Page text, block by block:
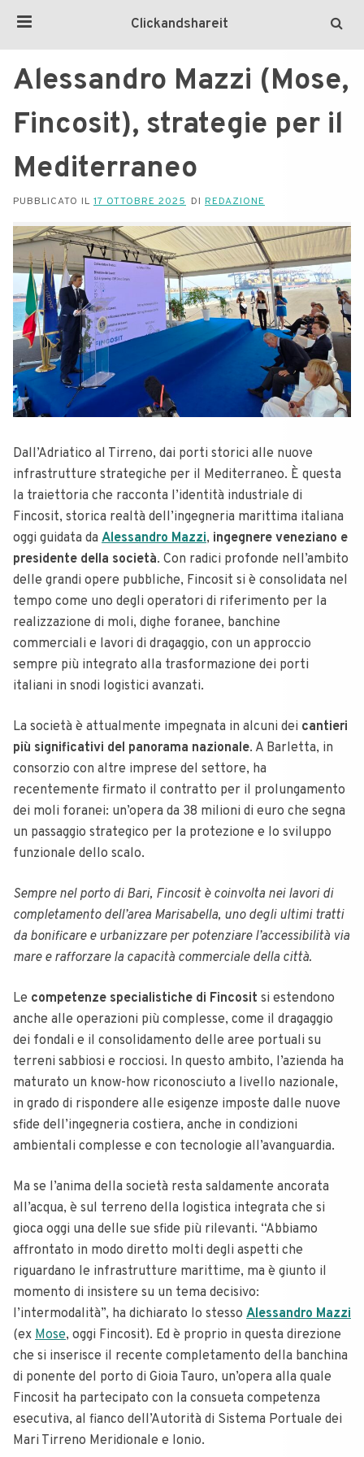
Clickandshareit
Alessandro Mazzi (Mose,
Fincosit), strategie per il
Mediterraneo
PUBBLICATO IL 17 OTTOBRE 2025 DI REDAZIONE
Dall’Adriatico al Tirreno, dai porti storici alle nuove
infrastrutture strategiche per il Mediterraneo. È questa
la traiettoria che racconta l’identità industriale di
Fincosit, storica realtà dell’ingegneria marittima italiana
oggi guidata da Alessandro Mazzi, ingegnere veneziano e
presidente della società. Con radici profonde nell’ambito
delle grandi opere pubbliche, Fincosit si è consolidata nel
tempo come uno degli operatori di riferimento per la
realizzazione di moli, dighe foranee, banchine
commerciali e lavori di dragaggio, con un approccio
sempre più integrato alla trasformazione dei porti
italiani in snodi logistici avanzati.
La società è attualmente impegnata in alcuni dei cantieri
più significativi del panorama nazionale. A Barletta, in
consorzio con altre imprese del settore, ha
recentemente firmato il contratto per il prolungamento
dei moli foranei: un’opera da 38 milioni di euro che segna
un passaggio strategico per la protezione e lo sviluppo
funzionale dello scalo.
Sempre nel porto di Bari, Fincosit è coinvolta nei lavori di
completamento dell’area Marisabella, uno degli ultimi tratti
da bonificare e urbanizzare per potenziare l’accessibilità via
mare e rafforzare la capacità commerciale della città.
Le competenze specialistiche di Fincosit si estendono
anche alle operazioni più complesse, come il dragaggio
dei fondali e il consolidamento delle aree portuali su
terreni sabbiosi e rocciosi. In questo ambito, l’azienda ha
maturato un know-how riconosciuto a livello nazionale,
in grado di rispondere alle esigenze imposte dalle nuove
sfide dell’ingegneria costiera, anche in condizioni
ambientali complesse e con tecnologie all’avanguardia.
Ma se l’anima della società resta saldamente ancorata
all’acqua, è sul terreno della logistica integrata che si
gioca oggi una delle sue sfide più rilevanti. “Abbiamo
affrontato in modo diretto molti degli aspetti che
riguardano le infrastrutture marittime, ma è giunto il
momento di insistere su un tema decisivo:
l’intermodalità”, ha dichiarato lo stesso Alessandro Mazzi
(ex Mose, oggi Fincosit). Ed è proprio in questa direzione
che si inserisce il recente completamento della banchina
di ponente del porto di Gioia Tauro, un’opera alla quale
Fincosit ha partecipato con la consueta competenza
esecutiva, al fianco dell’Autorità di Sistema Portuale dei
Mari Tirreno Meridionale e Ionio.